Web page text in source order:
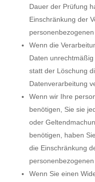
Dauer der Prüfung
Einschränkung der
Wenn die
Daten
statt der Löschung
Datenverarbeitung
Wenn wir Ihre
benötigen, Sie sie
oder
benötigen, haben
die Einschränkung
Wenn Sie einen